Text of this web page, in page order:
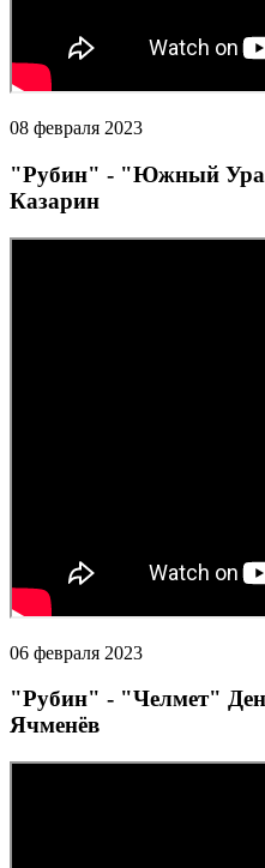
08 февраля 2023
"Рубин" - "Южный
Казарин
06 февраля 2023
"Рубин" - "Челмет"
Ячменёв